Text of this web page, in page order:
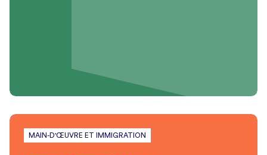
MAIN-D'ŒUVRE ET IMMIGRATION